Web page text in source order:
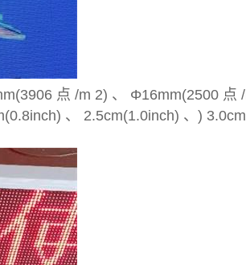
点 /m 2) 、 Φ16mm(2500 点
、 2.5cm(1.0inch) 、)